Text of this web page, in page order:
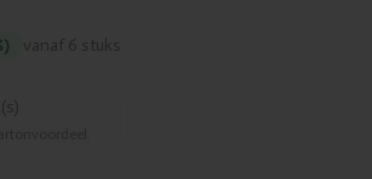
vanaf 6 stuks